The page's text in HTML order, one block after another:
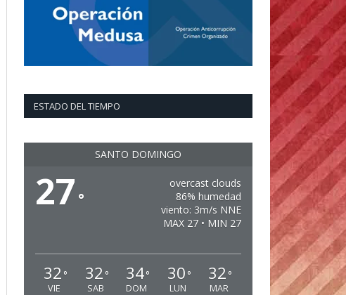
ESTADO DEL TIEMPO
SANTO DOMINGO
27 °
overcast clouds
86% humedad
viento: 3m/s NNE
MAX 27 • MIN 27
32 °
VIE
32 °
SAB
34°
DOM
30 °
LUN
32 °
MAR